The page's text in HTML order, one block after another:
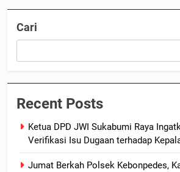
Cari
Recent Posts
Ketua DPD JWI Sukabumi Raya
Verifikasi Isu Dugaan terhadap
Jumat Berkah Polsek Kebonpedes,